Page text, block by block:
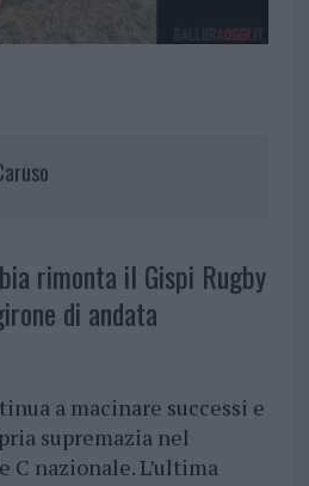
rimonta il Gispi Rugby
di andata
a macinare successi e
supremazia nel
C nazionale. L’ultima